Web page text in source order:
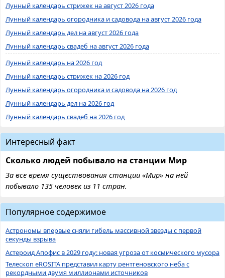
Лунный календарь стрижек на август 2026 года
Лунный календарь огородника и садовода на август 2026 года
Лунный календарь дел на август 2026 года
Лунный календарь свадеб на август 2026 года
Лунный календарь на 2026 год
Лунный календарь стрижек на 2026 год
Лунный календарь огородника и садовода на 2026 год
Лунный календарь дел на 2026 год
Лунный календарь свадеб на 2026 год
Интересный факт
Сколько людей побывало на станции Мир
За все время существования станции «Мир» на ней
побывало 135 человек из 11 стран.
Популярное содержимое
Астрономы впервые сняли гибель массивной звезды с первой
секунды взрыва
Астероид Апофис в 2029 году: новая угроза от космического мусора
Телескоп eROSITA представил карту рентгеновского неба с
рекордными двумя миллионами источников